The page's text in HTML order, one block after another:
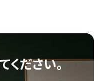
ください。